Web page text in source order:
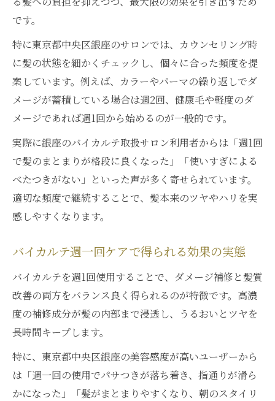
です。
特に東京都中央区銀座のサロンでは、カウンセリング時
に髪の状態を細かくチェックし、個々に合った頻度を提
案しています。例えば、カラーやパーマの繰り返しでダ
メージが蓄積している場合は週2回、健康毛や軽度のダ
メージであれば週1回から始めるのが一般的です。
実際に銀座のバイカルテ取扱サロン利用者からは「週1回
で髪のまとまりが格段に良くなった」「使いすぎによる
べたつきがない」といった声が多く寄せられています。
適切な頻度で継続することで、髪本来のツヤやハリを実
感しやすくなります。
バイカルテ週一回ケアで得られる効果の実態
バイカルテを週1回使用することで、ダメージ補修と髪質
改善の両方をバランス良く得られるのが特徴です。高濃
度の補修成分が髪の内部まで浸透し、うるおいとツヤを
長時間キープします。
特に、東京都中央区銀座の美容感度が高いユーザーから
は「週一回の使用でパサつきが落ち着き、指通りが滑ら
かになった」「髪がまとまりやすくなり、朝のスタイリ